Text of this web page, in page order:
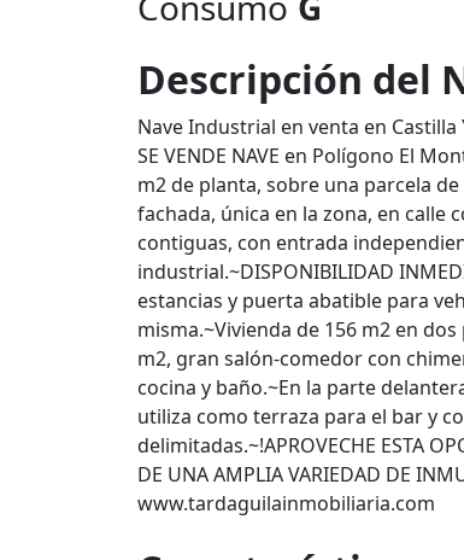
Descripción del
Nave Industrial en venta en Castilla
SE VENDE NAVE en Polígono El
m2 de planta, sobre una parcela
fachada, única en la zona, en calle
contiguas, con entrada
industrial.~DISPONIBILIDAD
estancias y puerta abatible para
misma.~Vivienda de 156 m2 en
m2, gran salón-comedor con
cocina y baño.~En la parte
utiliza como terraza para el bar y
delimitadas.~!APROVECHE ESTA
DE UNA AMPLIA VARIEDAD DE
www.tardaguilainmobiliaria.com